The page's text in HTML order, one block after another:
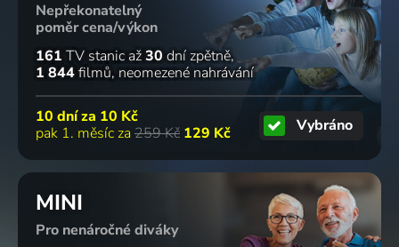
Nepřekonatelný
poměr cena/výkon
161 TV stanic až30 dní zpětně
1 844filmů neomezené nahrávání
10 dní za 10 Kč
pak 1. měsíc za 259 Kč 129 Kč Vybráno
MINI
Pro nenáročné diváky